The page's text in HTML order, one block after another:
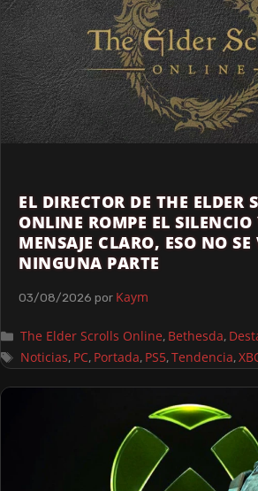
EL DIRECTOR DE THE ELDER
ONLINE ROMPE EL
MENSAJE CLARO, ESO NO
NINGUNA PARTE
03/08/2026 por Kaym
The Elder Scrolls Online, Bethesda,
Noticias, PC, Portada, PS5,Tendencia,